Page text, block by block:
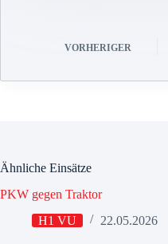
VORHERIGER
Ähnliche Einsätze
PKW gegen Traktor
H1 VU
22.05.2026